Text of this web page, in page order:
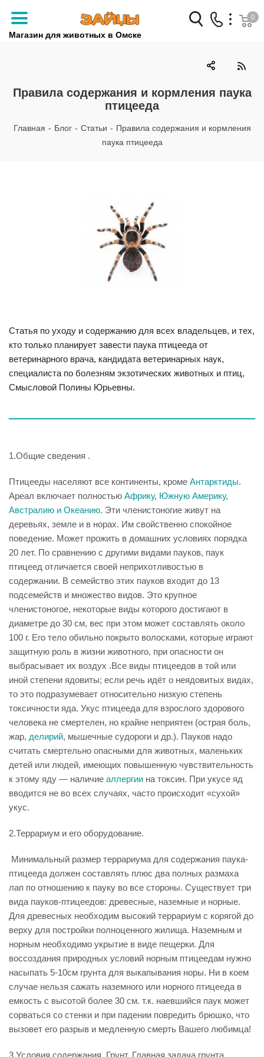
Магазин для животных в Омске
Заказать звонок
+7 (950) 959-88-32
0
Правила содержания и кормления паука
птицееда
Главная - Блог - Статьи - Правила содержания и кормления
паука птицееда
Статья по уходу и содержанию для всех владельцев, и тех,
кто только планирует завести паука птицееда от
ветеринарного врача, кандидата ветеринарных наук,
специалиста по болезням экзотических животных и птиц,
Смысловой Полины Юрьевны.
1.Общие сведения .
Птицееды населяют все континенты, кроме Антарктиды.
Ареал включает полностью Африку, Южную Америку,
Австралию и Океанию. Эти членистоногие живут на
деревьях, земле и в норах. Им свойственно спокойное
поведение. Может прожить в домашних условиях порядка
20 лет. По сравнению с другими видами пауков, паук
птицеед отличается своей неприхотливостью в
содержании. В семейство этих пауков входит до 13
подсемейств и множество видов. Это крупное
членистоногое, некоторые виды которого достигают в
диаметре до 30 см, вес при этом может составлять около
100 г. Его тело обильно покрыто волосками, которые играют
защитную роль в жизни животного, при опасности он
выбрасывает их воздух .Все виды птицеедов в той или
иной степени ядовиты; если речь идёт о неядовитых видах,
то это подразумевает относительно низкую степень
токсичности яда. Укус птицееда для взрослого здорового
человека не смертелен, но крайне неприятен (острая боль,
жар, делирий, мышечные судороги и др.). Пауков надо
считать смертельно опасными для животных, маленьких
детей или людей, имеющих повышенную чувствительность
к этому яду — наличие аллергии на токсин. При укусе яд
вводится не во всех случаях, часто происходит «сухой»
укус.
2.Террариум и его оборудование.
Минимальный размер террариума для содержания паука-
птицееда должен составлять плюс два полных размаха
лап по отношению к пауку во все стороны. Существует три
вида пауков-птицеедов: древесные, наземные и норные.
Для древесных необходим высокий террариум с корягой до
верху для постройки полноценного жилища. Наземным и
норным необходимо укрытие в виде пещерки. Для
воссоздания природных условий норным птицеедам нужно
насыпать 5-10см грунта для выкапывания норы. Ни в коем
случае нельзя сажать наземного или норного птицееда в
емкость с высотой более 30 см. т.к. наевшийся паук может
сорваться со стенки и при падении повредить брюшко, что
вызовет его разрыв и медленную смерть Вашего любимца!
3.Условия содержания. Грунт. Главная задача грунта